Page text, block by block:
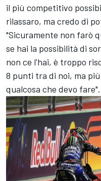
il più competitivo
rilassaro, ma credo di
"Sicuramente non farò
se hai la possibilità di
non ce l'hai, è troppo
8 punti tra di noi, ma
qualcosa che devo fare".